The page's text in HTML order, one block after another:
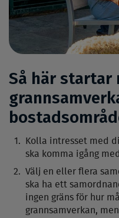
Så här startar
Kolla intresset med
ska komma igång
Välj en eller flera
ska ha ett
ingen gräns för hur
grannsamverkan,